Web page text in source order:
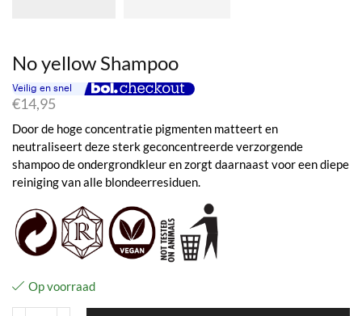
No yellow Shampoo
€14,95
Door de hoge concentratie pigmenten matteert en
neutraliseert deze sterk geconcentreerde verzorgende
shampoo de ondergrondkleur en zorgt daarnaast voor een diepe
reiniging van alle blondeerresiduen.
Op voorraad